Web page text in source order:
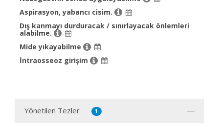
Aspirasyon, yabancı cisim.
Dış kanmayı durduracak / sınırlayacak önlemleri
alabilme.
Mide yıkayabilme
İntraosseoz girişim
Yönetilen Tezler 1